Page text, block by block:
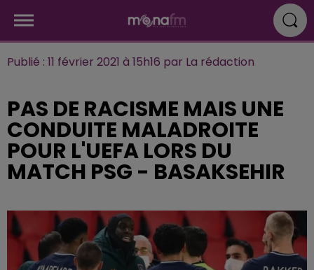
Publié : 11 février 2021 à 15h16 par La rédaction
PAS DE RACISME MAIS UNE
CONDUITE MALADROITE
POUR L'UEFA LORS DU
MATCH PSG - BASAKSEHIR